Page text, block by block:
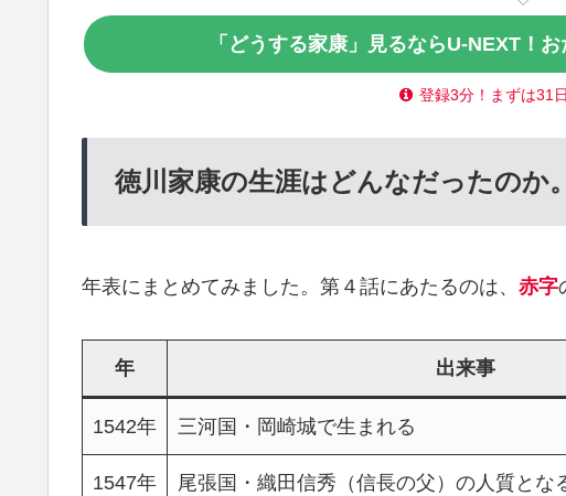
「どうする家康」見るならU-NEXT！
登録3分！まずは31
徳川家康の生涯はどんなだったのか。
年表にまとめてみました。第４話にあたるのは、 赤字
年 出来事
1542年 三河国・岡崎城で生まれる
1547年 尾張国・織田信秀（信長の父）の人質とな